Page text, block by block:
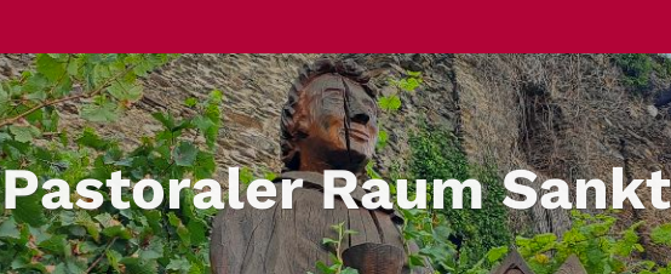
Pastoraler Raum